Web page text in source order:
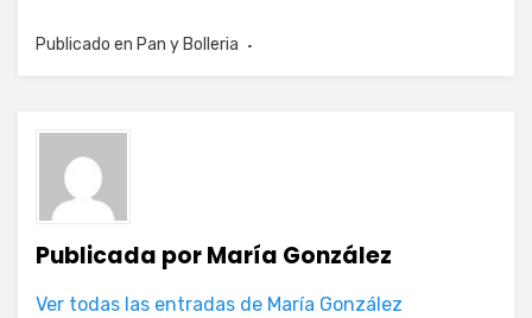
Publicado en Pan y Bolleria
Publicada porMaría González
Ver todas las entradas de María González